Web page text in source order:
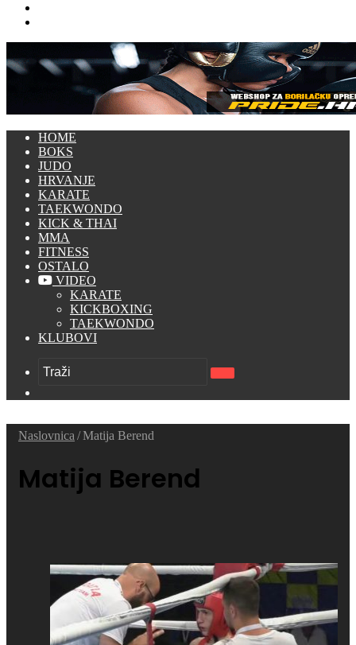
HOME
BOKS
JUDO
HRVANJE
KARATE
TAEKWONDO
KICK & THAI
MMA
FITNESS
OSTALO
VIDEO
KARATE
KICKBOXING
TAEKWONDO
KLUBOVI
Traži
Naslovnica /Matija Berend
Matija Berend